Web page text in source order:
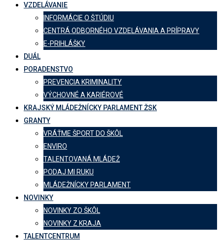
VZDELÁVANIE
INFORMÁCIE O ŠTÚDIU
CENTRÁ ODBORNÉHO VZDELÁVANIA A PRÍPRAVY
E-PRIHLÁŠKY
DUÁL
PORADENSTVO
PREVENCIA KRIMINALITY
VÝCHOVNÉ A KARIÉROVÉ
KRAJSKÝ MLÁDEŽNÍCKY PARLAMENT ŽSK
GRANTY
VRÁŤME ŠPORT DO ŠKÔL
ENVIRO
TALENTOVANÁ MLÁDEŽ
PODAJ MI RUKU
MLÁDEŽNÍCKY PARLAMENT
NOVINKY
NOVINKY ZO ŠKÔL
NOVINKY Z KRAJA
TALENTCENTRUM